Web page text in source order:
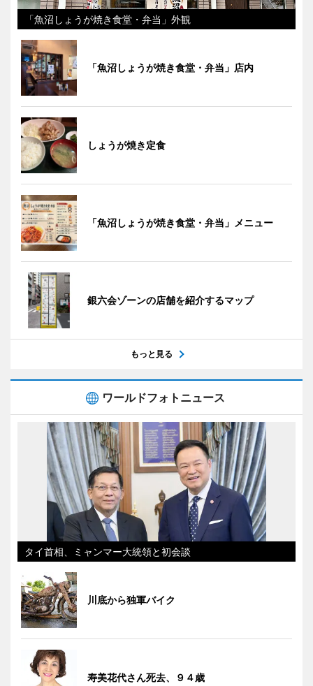
「魚沼しょうが焼き食堂・弁当」外観
「魚沼しょうが焼き食堂・弁当」店内
しょうが焼き定食
「魚沼しょうが焼き食堂・弁当」メニュー
銀六会ゾーンの店舗を紹介するマップ
もっと見る
ワールドフォトニュース
タイ首相、ミャンマー大統領と初会談
川底から独軍バイク
寿美花代さん死去、９４歳